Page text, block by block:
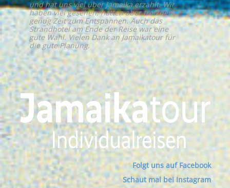
und hat uns viel über Jamaika erzählt. Wir
haben viel gesehen, hatten aber trotzdem
genug Zeit zum Entspannen. Auch das
Strandhotel am Ende der Reise war eine
gute Wahl. Vielen Dank an Jamaikatour für
die gute Planung.
Folgt uns auf Facebook
Schaut mal bei Instagram